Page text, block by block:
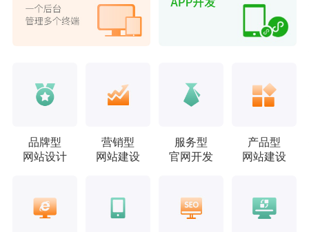
品牌型
网站设计
营销型
网站建设
服务型
官网开发
产品型
网站建设